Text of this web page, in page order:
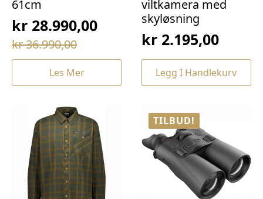
61cm
kr36.990,00
Opprinnelig
pris
kr 28.990,00
Nåværende
pris
Les Mer
viltkamera med
skyløsning
kr2.195,00
Legg I Handlekurv
TILBUD!